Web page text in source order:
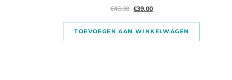
€48.00 €39.00
TOEVOEGEN AAN WINKELWAGEN